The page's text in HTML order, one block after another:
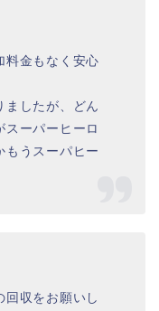
料金もなく安心
ましたが、どん
スーパーヒーロ
うスーパヒー
回収をお願いし